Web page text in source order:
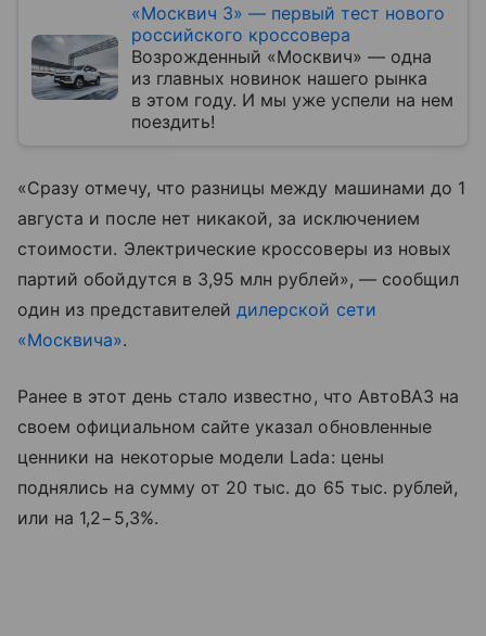
«Москвич 3» — первый тест нового
российского кроссовера
Возрожденный «Москвич» — одна
из главных новинок нашего рынка
в этом году. И мы уже успели на нем
поездить!
«Сразу отмечу, что разницы между машинами до 1
августа и после нет никакой, за исключением
стоимости. Электрические кроссоверы из новых
партий обойдутся в 3,95 млн рублей», — сообщил
один из представителейдилерской сети
«Москвича».
Ранее в этот день стало известно, что АвтоВАЗ на
своем официальном сайте указал обновленные
ценники на некоторые модели Lada: цены
поднялись на сумму от 20 тыс. до 65 тыс. рублей,
или на 1,2−5,3%.